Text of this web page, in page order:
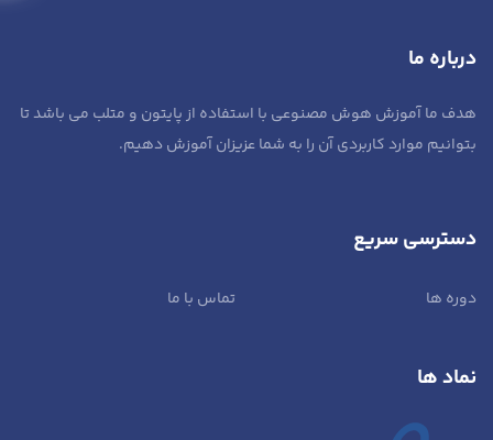
درباره ما
هدف ما آموزش هوش مصنوعی با استفاده از پایتون و متلب می باشد تا
بتوانیم موارد کاربردی آن را به شما عزیزان آموزش دهیم.
دسترسی سریع
دوره ها تماس با ما
نماد ها